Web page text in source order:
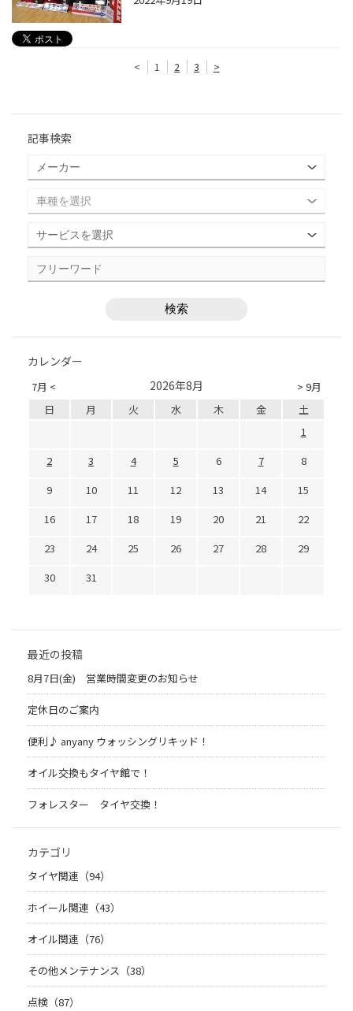
< 1 2 3 >
記事検索
カレンダー
7月 < > 9月
2026年8月
日 月 火 水 木 金
土
1
2
3 4 5 6 7
8
9
10 11 12 13 14
15
16
17 18 19 20 21
22
23
24 25 26 27 28
29
30
31
最近の投稿
8月7日(金) 営業時間変更のお知らせ
定休日のご案内
便利♪ anyany ウォッシングリキッド！
オイル交換もタイヤ館で！
フォレスター タイヤ交換！
カテゴリ
タイヤ関連（94）
ホイール関連（43）
オイル関連（76）
その他メンテナンス（38）
点検（87）